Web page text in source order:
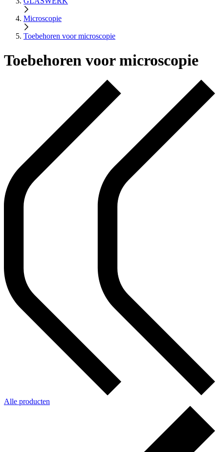
Microscopie
Toebehoren voor microscopie
Toebehoren voor microscopie
Alle producten